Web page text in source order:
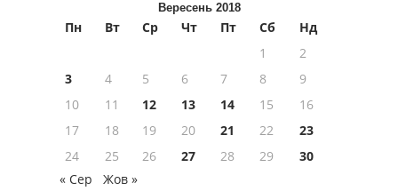
Вересень 2018
Пн Вт Ср Чт Пт Сб
Нд
1
2
3
4 5 6 7 8
9
10
11 12 13 14 15
16
17
18 19 20 21 22
23
24
25 26 27 28 29
30
« Сер
Жов »